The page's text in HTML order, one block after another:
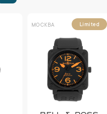
Limited
МОСКВА